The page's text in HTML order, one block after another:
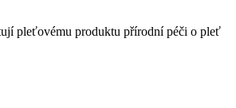
pleťovému produktu přírodní péči o pleť